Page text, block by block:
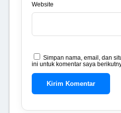
Website
Simpan nama, email, dan
ini untuk komentar saya